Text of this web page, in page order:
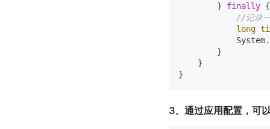
        }
finally {
//记录
long
        }
    }
3、通过应用配置，可